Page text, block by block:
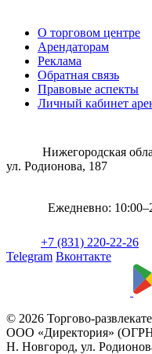
О торговом центре
Арендаторам
Реклама
Обратная связь
Правовые аспекты
Личный кабинет
Нижегородская
ул. Родионова, 187
Ежедневно:
+7 (831) 220-22-26
Telegram Вконтакте
© 2026 Торгово-
ООО «Директория» (ОГРН
Н. Новгород, ул.